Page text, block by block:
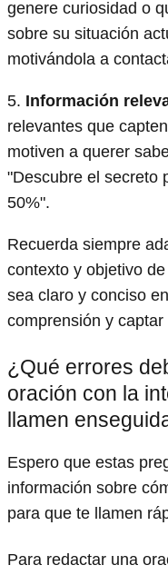
genere curiosidad o
sobre su situación
motivándola a
5. Información
relevantes que
motiven a querer
"Descubre el secreto
50%".
Recuerda siempre
contexto y objetivo
sea claro y conciso
comprensión y
¿Qué errores
oración con la
llamen
Espero que estas
información sobre
para que te llamen
Para redactar una